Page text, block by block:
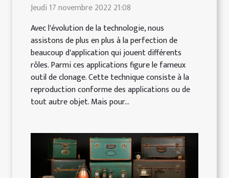
Jeudi 17 novembre 2022 21:08
Avec l'évolution de la technologie, nous
assistons de plus en plus à la perfection de
beaucoup d'application qui jouent différents
rôles. Parmi ces applications figure le fameux
outil de clonage. Cette technique consiste à la
reproduction conforme des applications ou de
tout autre objet. Mais pour...